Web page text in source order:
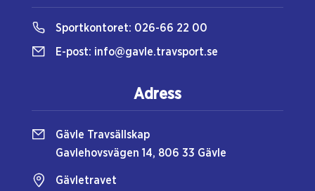
Sportkontoret: 026-66 22 00
E-post: info@gavle.travsport.se
Adress
Gävle Travsällskap
Gavlehovsvägen 14, 806 33 Gävle
Gävletravet